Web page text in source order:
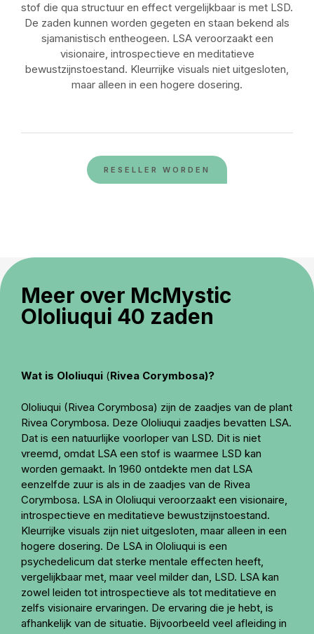
stof die qua structuur en effect vergelijkbaar is met LSD.
De zaden kunnen worden gegeten en staan bekend als
sjamanistisch entheogeen. LSA veroorzaakt een
visionaire, introspectieve en meditatieve
bewustzijnstoestand. Kleurrijke visuals niet uitgesloten,
maar alleen in een hogere dosering.
RESELLER WORDEN
Meer over McMystic
Ololiuqui 40 zaden
Wat is Ololiuqui (Rivea Corymbosa)?
Ololiuqui (Rivea Corymbosa) zijn de zaadjes van de plant
Rivea Corymbosa. Deze Ololiuqui zaadjes bevatten LSA.
Dat is een natuurlijke voorloper van LSD. Dit is niet
vreemd, omdat LSA een stof is waarmee LSD kan
worden gemaakt. In 1960 ontdekte men dat LSA
eenzelfde zuur is als in de zaadjes van de Rivea
Corymbosa. LSA in Ololiuqui veroorzaakt een visionaire,
introspectieve en meditatieve bewustzijnstoestand.
Kleurrijke visuals zijn niet uitgesloten, maar alleen in een
hogere dosering. De LSA in Ololiuqui is een
psychedelicum dat sterke mentale effecten heeft,
vergelijkbaar met, maar veel milder dan, LSD. LSA kan
zowel leiden tot introspectieve als tot meditatieve en
zelfs visionaire ervaringen. De ervaring die je hebt, is
afhankelijk van de situatie. Bijvoorbeeld veel afleiding in